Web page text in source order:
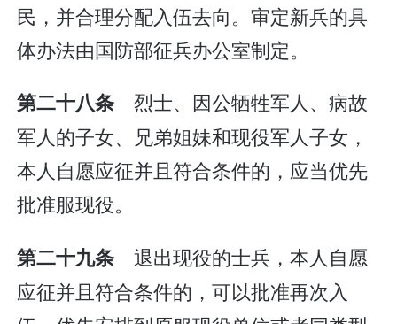
民，并合理分配入伍去向。审定新兵的具
体办法由国防部征兵办公室制定。
第二十八条 烈士、因公牺牲军人、病故
军人的子女、兄弟姐妹和现役军人子女，
本人自愿应征并且符合条件的，应当优先
批准服现役。
第二十九条 退出现役的士兵，本人自愿
应征并且符合条件的，可以批准再次入